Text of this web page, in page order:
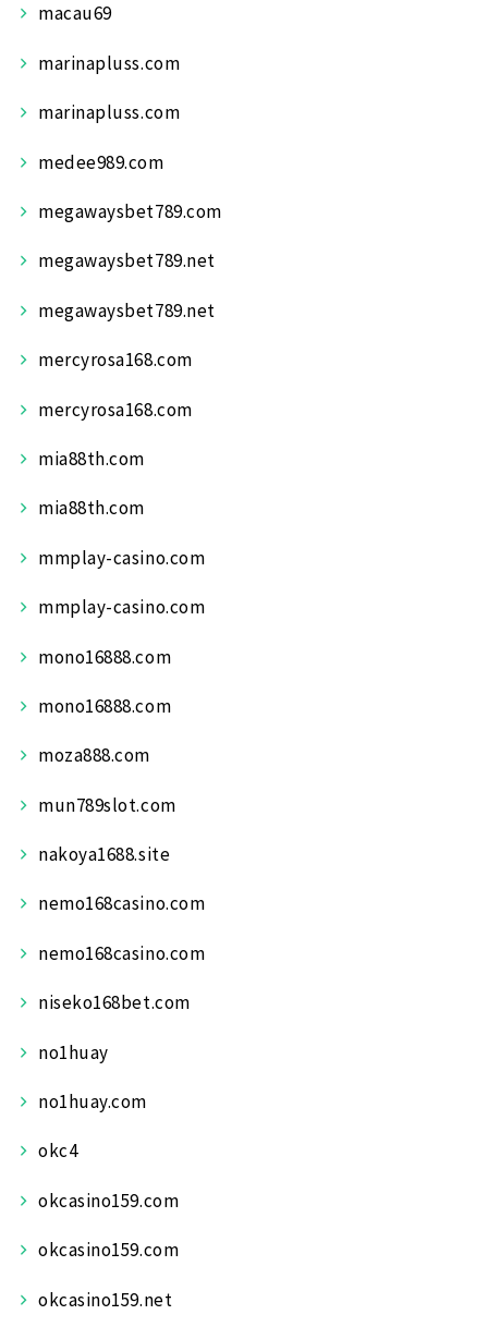
macau69
marinapluss.com
marinapluss.com
medee989.com
megawaysbet789.com
megawaysbet789.net
megawaysbet789.net
mercyrosa168.com
mercyrosa168.com
mia88th.com
mia88th.com
mmplay-casino.com
mmplay-casino.com
mono16888.com
mono16888.com
moza888.com
mun789slot.com
nakoya1688.site
nemo168casino.com
nemo168casino.com
niseko168bet.com
no1huay
no1huay.com
okc4
okcasino159.com
okcasino159.com
okcasino159.net